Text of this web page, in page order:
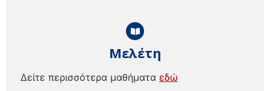
Μελέτη
Δείτε περισσότερα μαθήματα εδώ